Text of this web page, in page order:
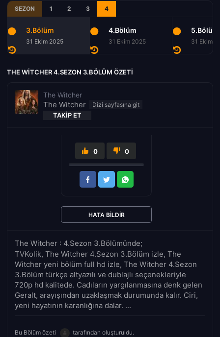
SEZON 1 2 3 4
3.Bölüm
31 Ekim 2025
4.Bölüm
31 Ekim 2025
5.Bölüm
31 Ekim
THE WITCHER 4.SEZON 3.BÖLÜM ÖZETI
The Witcher
The Witcher
TAKIP ET
The Witcher : 4.Sezon 3.Bölümünde;
TVKolik, The Witcher 4.Sezon 3.Bölüm izle, The
Witcher yeni bölüm full hd izle, The Witcher 4.Sezon
3.Bölüm türkçe altyazılı ve dublajlı seçenekleriyle
720p hd kalitede. Cadıların yargılanmasına denk gelen
Geralt, arayışından uzaklaşmak durumunda kalır. Ciri,
yeni hayatının karanlığına dalar. ...
Bu Bölüm özeti tarafından oluşturuldu.
0 0
HATA BILDIR